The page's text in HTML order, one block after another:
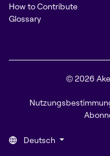
How to Contribute
Glossary
© 2026
Deutsch